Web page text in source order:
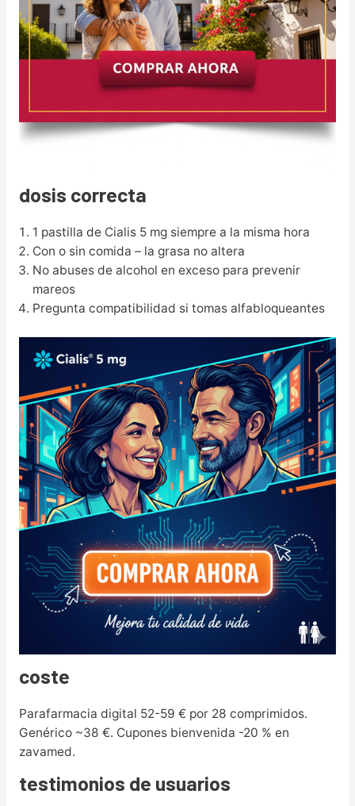
dosis correcta
1 pastilla de Cialis 5 mg siempre a la misma hora
Con o sin comida – la grasa no altera
No abuses de alcohol en exceso para prevenir
mareos
Pregunta compatibilidad si tomas alfabloqueantes
coste
Parafarmacia digital 52-59 € por 28 comprimidos.
Genérico ~38 €. Cupones bienvenida -20 % en
zavamed.
testimonios de usuarios